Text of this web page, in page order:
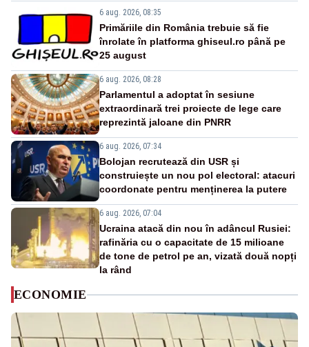
6 aug. 2026, 08:35
Primăriile din România trebuie să fie
înrolate în platforma ghiseul.ro până pe
25 august
6 aug. 2026, 08:28
Parlamentul a adoptat în sesiune
extraordinară trei proiecte de lege care
reprezintă jaloane din PNRR
6 aug. 2026, 07:34
Bolojan recrutează din USR și
construiește un nou pol electoral: atacuri
coordonate pentru menținerea la putere
6 aug. 2026, 07:04
Ucraina atacă din nou în adâncul Rusiei:
rafinăria cu o capacitate de 15 milioane
de tone de petrol pe an, vizată două nopți
la rând
ECONOMIE